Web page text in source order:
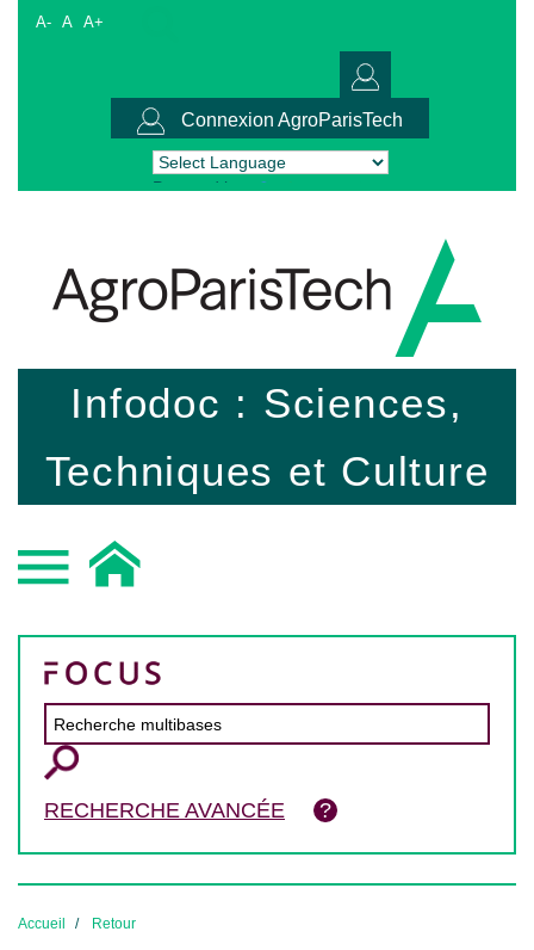
A- A A+
Connexion AgroParisTech
Powered by Translate
Infodoc : Sciences,
Techniques et Culture
RECHERCHE AVANCÉE
Accueil Retour